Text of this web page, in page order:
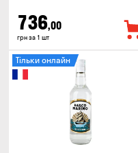
736,00
грн за 1 шт
Тільки онлайн